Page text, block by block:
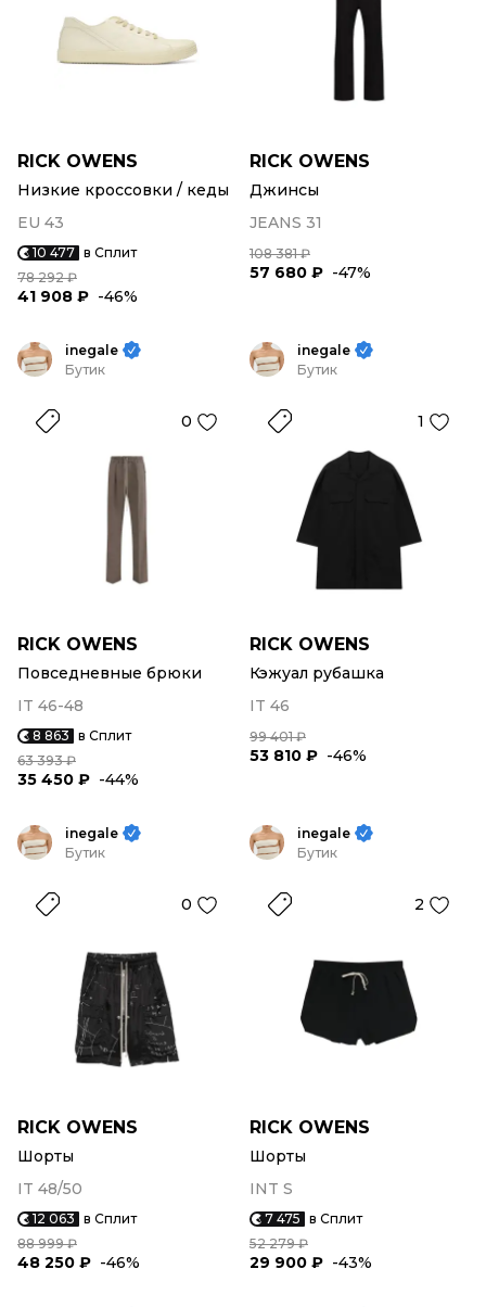
RICK OWENS
Низкие кроссовки / кеды
EU 43
10 477 в Сплит
78 292 ₽
41 908 ₽ -46%
RICK OWENS
Джинсы
JEANS 31
108 381 ₽
57 680 ₽ -47%
inegale
Бутик
0
RICK OWENS
Повседневные брюки
IT 46-48
8 863 в Сплит
63 393 ₽
35 450 ₽ -44%
inegale
Бутик
1
RICK OWENS
Кэжуал рубашка
IT 46
99 401 ₽
53 810 ₽ -46%
inegale
Бутик
0
RICK OWENS
Шорты
IT 48/50
12 063 в Сплит
88 999 ₽
48 250 ₽ -46%
inegale
Бутик
2
RICK OWENS
Шорты
INT S
7 475 в Сплит
52 279 ₽
29 900 ₽ -43%